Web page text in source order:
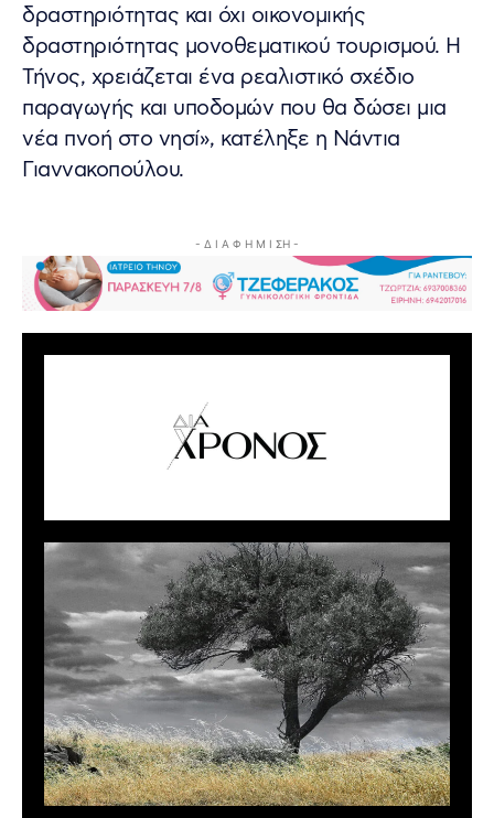
δραστηριότητας και όχι οικονομικής
δραστηριότητας μονοθεματικού τουρισμού. Η
Τήνος, χρειάζεται ένα ρεαλιστικό σχέδιο
παραγωγής και υποδομών που θα δώσει μια
νέα πνοή στο νησί», κατέληξε η Νάντια
Γιαννακοπούλου.
- Δ Ι Α Φ Η Μ Ι ΣΗ -